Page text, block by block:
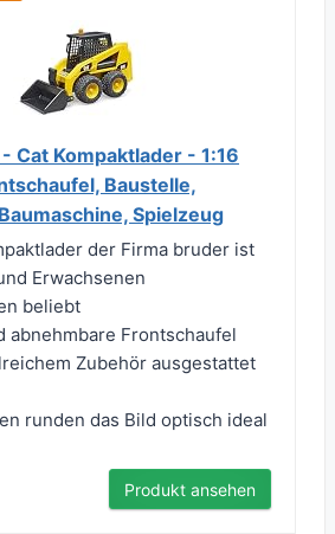
Cat Kompaktlader - 1:16
Baustelle,
Spielzeug
der Firma bruder ist
Erwachsenen
beliebt
abnehmbare Frontschaufel
Zubehör ausgestattet
runden das Bild optisch ideal
Produkt ansehen